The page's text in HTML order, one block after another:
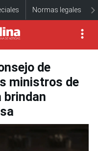
Normas legales
de
ministros de
brindan